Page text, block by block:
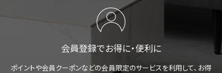
会員登録でお得に・便利に
ポイントや会員クーポンなどの会員限定のサービスを利用して、お得